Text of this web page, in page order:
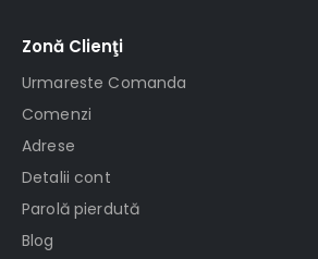
Zonă Clienţi
Urmareste Comanda
Comenzi
Adrese
Detalii cont
Parolă pierdută
Blog